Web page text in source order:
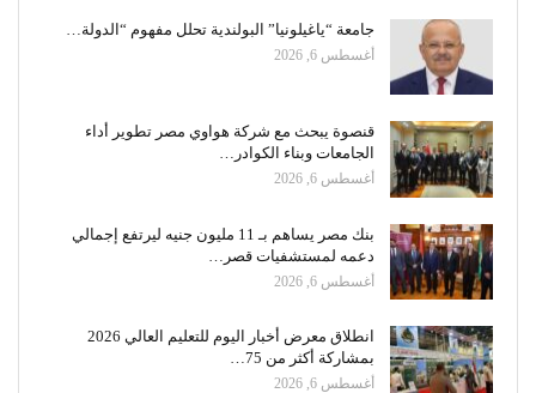
جامعة “ياغيلونيا” البولندية تحلل مفهوم “الدولة…
أغسطس 6, 2026
قنصوة يبحث مع شركة هواوي مصر تطوير أداء
الجامعات وبناء الكوادر…
أغسطس 6, 2026
بنك مصر يساهم بـ 11 مليون جنيه ليرتفع إجمالي
دعمه لمستشفيات قصر…
أغسطس 6, 2026
انطلاق معرض أخبار اليوم للتعليم العالي 2026
بمشاركة أكثر من 75…
أغسطس 6, 2026